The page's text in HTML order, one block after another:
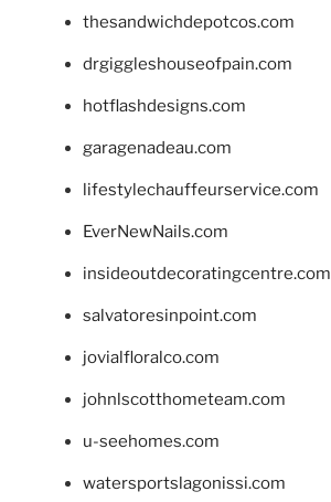
thesandwichdepotcos.com
drgiggleshouseofpain.com
hotflashdesigns.com
garagenadeau.com
lifestylechauffeurservice.com
EverNewNails.com
insideoutdecoratingcentre.com
salvatoresinpoint.com
jovialfloralco.com
johnlscotthometeam.com
u-seehomes.com
watersportslagonissi.com